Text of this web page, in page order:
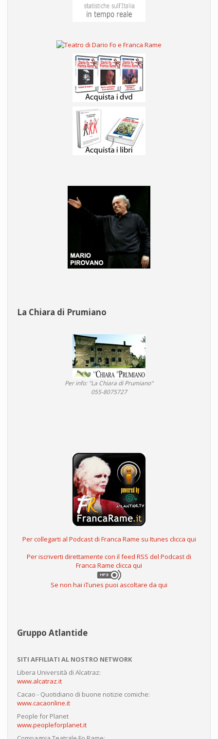
La Chiara di Prumiano
Per info: "La Chiara di Prumiano"
055-8075727
Per collegarti al Podcast di Franca Rame su Itunes clicca qui
Per iscriverti direttamente con il feed RSS del Podcast di
Franca Rame clicca qui
Se non hai iTunes puoi ascoltare da qui
Gruppo Atlantide
SITI AFFILIATI AL NOSTRO NETWORK
Libera Università di Alcatraz:
www.alcatraz.it
Cacao - Quotidiano di buone notizie comiche:
www.cacaonline.it
People for Planet
www.peopleforplanet.it